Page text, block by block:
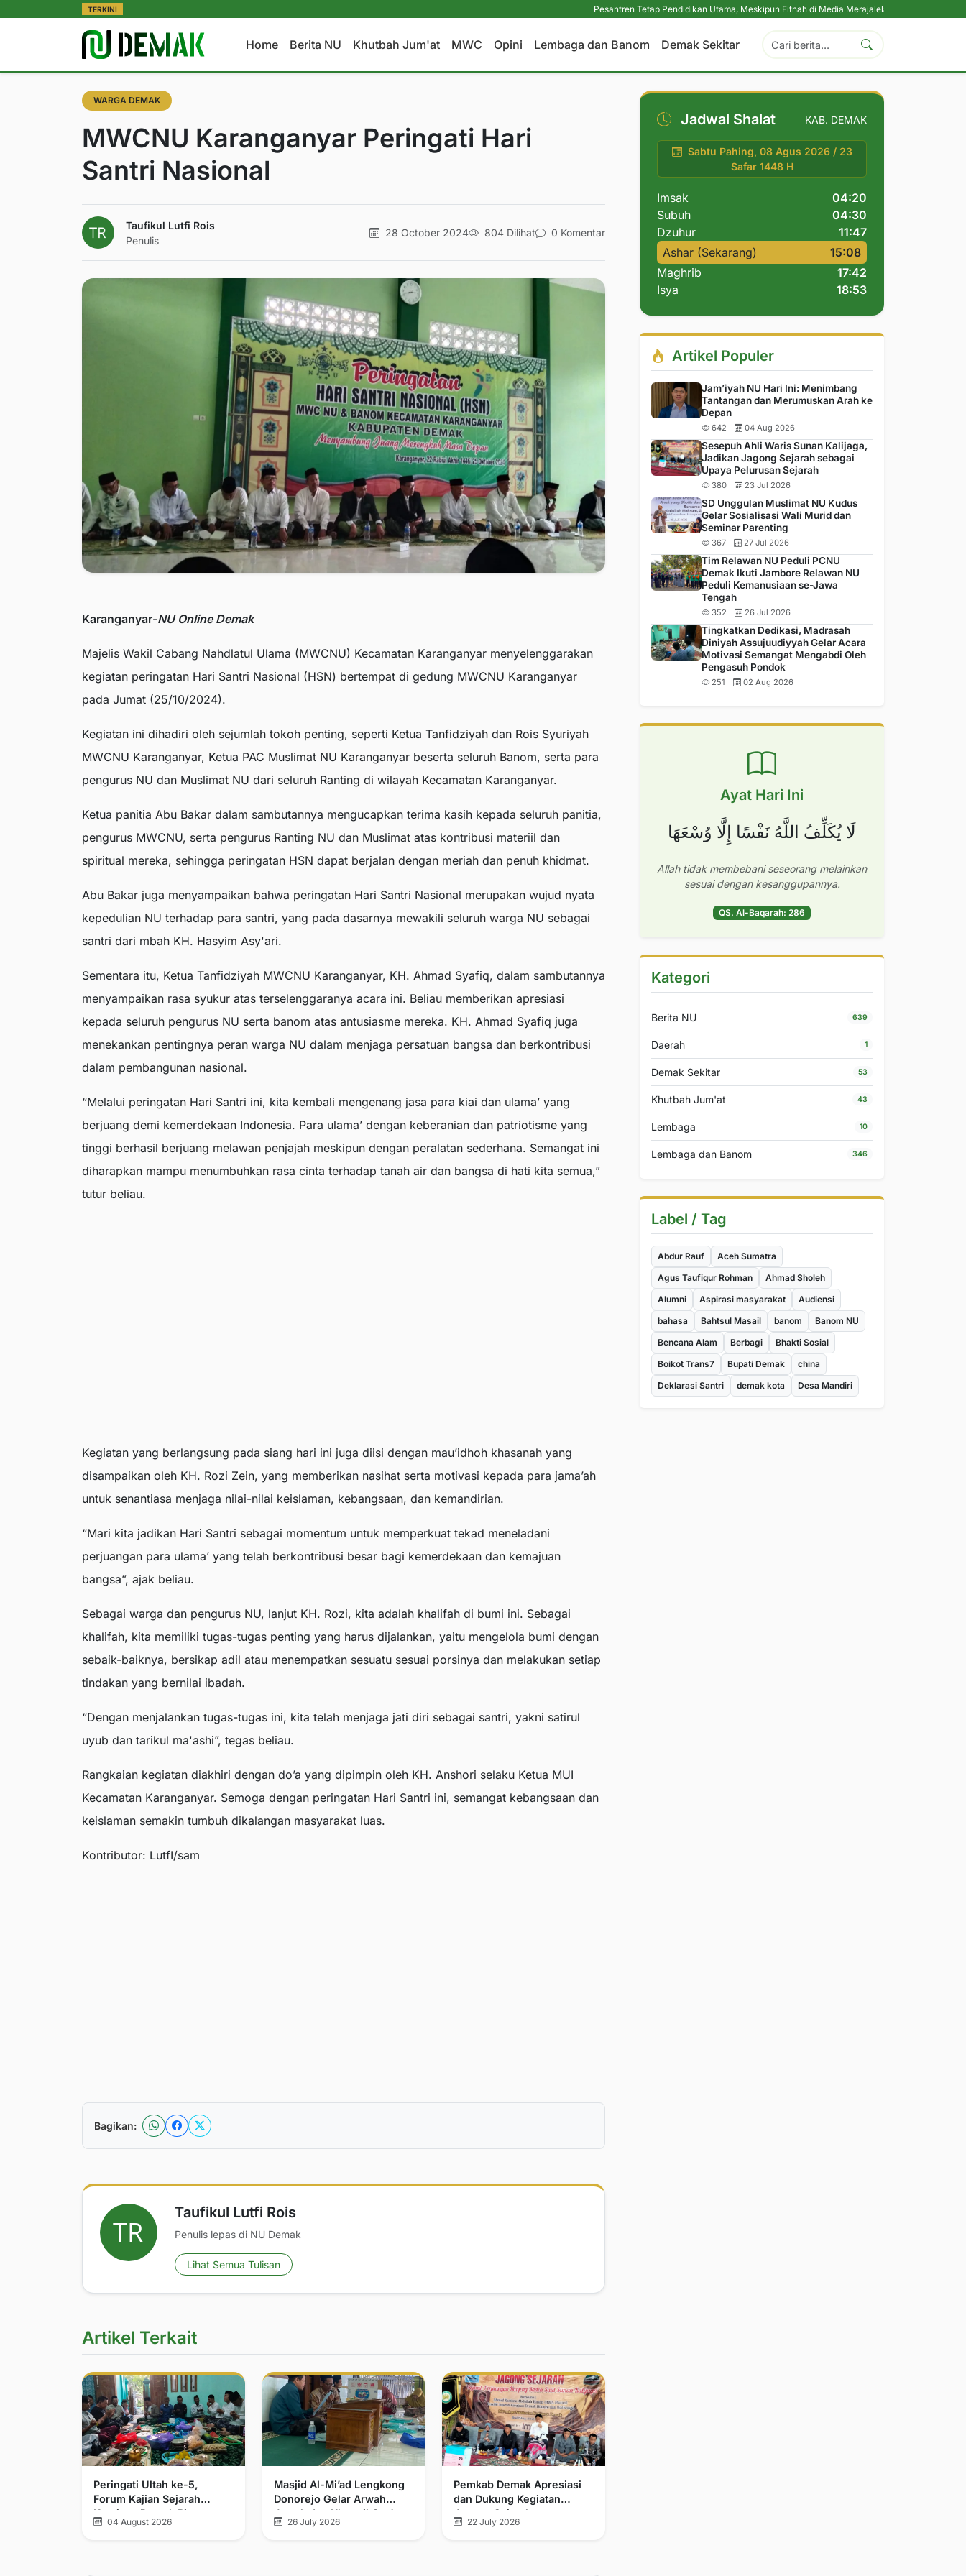
TERKINI Pesantren Tetap Pendidikan Utama, Meskipun Fitnah di Media Merajalela Perkuat Komitmen
Home Berita NU Khutbah Jum'at MWC Opini Lembaga dan Banom Demak Sekitar
WARGA DEMAK
MWCNU Karanganyar Peringati Hari
Santri Nasional
Taufikul Lutfi Rois
Penulis
28 October 2024 804 Dilihat 0 Komentar
Karanganyar-NU Online Demak
Majelis Wakil Cabang Nahdlatul Ulama (MWCNU) Kecamatan Karanganyar menyelenggarakan
kegiatan peringatan Hari Santri Nasional (HSN) bertempat di gedung MWCNU Karanganyar
pada Jumat (25/10/2024).
Kegiatan ini dihadiri oleh sejumlah tokoh penting, seperti Ketua Tanfidziyah dan Rois Syuriyah
MWCNU Karanganyar, Ketua PAC Muslimat NU Karanganyar beserta seluruh Banom, serta para
pengurus NU dan Muslimat NU dari seluruh Ranting di wilayah Kecamatan Karanganyar.
Ketua panitia Abu Bakar dalam sambutannya mengucapkan terima kasih kepada seluruh panitia,
pengurus MWCNU, serta pengurus Ranting NU dan Muslimat atas kontribusi materiil dan
spiritual mereka, sehingga peringatan HSN dapat berjalan dengan meriah dan penuh khidmat.
Abu Bakar juga menyampaikan bahwa peringatan Hari Santri Nasional merupakan wujud nyata
kepedulian NU terhadap para santri, yang pada dasarnya mewakili seluruh warga NU sebagai
santri dari mbah KH. Hasyim Asy'ari.
Sementara itu, Ketua Tanfidziyah MWCNU Karanganyar, KH. Ahmad Syafiq, dalam sambutannya
menyampaikan rasa syukur atas terselenggaranya acara ini. Beliau memberikan apresiasi
kepada seluruh pengurus NU serta banom atas antusiasme mereka. KH. Ahmad Syafiq juga
menekankan pentingnya peran warga NU dalam menjaga persatuan bangsa dan berkontribusi
dalam pembangunan nasional.
“Melalui peringatan Hari Santri ini, kita kembali mengenang jasa para kiai dan ulama’ yang
berjuang demi kemerdekaan Indonesia. Para ulama’ dengan keberanian dan patriotisme yang
tinggi berhasil berjuang melawan penjajah meskipun dengan peralatan sederhana. Semangat ini
diharapkan mampu menumbuhkan rasa cinta terhadap tanah air dan bangsa di hati kita semua,”
tutur beliau.
Kegiatan yang berlangsung pada siang hari ini juga diisi dengan mau’idhoh khasanah yang
disampaikan oleh KH. Rozi Zein, yang memberikan nasihat serta motivasi kepada para jama’ah
untuk senantiasa menjaga nilai-nilai keislaman, kebangsaan, dan kemandirian.
“Mari kita jadikan Hari Santri sebagai momentum untuk memperkuat tekad meneladani
perjuangan para ulama’ yang telah berkontribusi besar bagi kemerdekaan dan kemajuan
bangsa”, ajak beliau.
Sebagai warga dan pengurus NU, lanjut KH. Rozi, kita adalah khalifah di bumi ini. Sebagai
khalifah, kita memiliki tugas-tugas penting yang harus dijalankan, yaitu mengelola bumi dengan
sebaik-baiknya, bersikap adil atau menempatkan sesuatu sesuai porsinya dan melakukan setiap
tindakan yang bernilai ibadah.
“Dengan menjalankan tugas-tugas ini, kita telah menjaga jati diri sebagai santri, yakni satirul
uyub dan tarikul ma'ashi”, tegas beliau.
Rangkaian kegiatan diakhiri dengan do’a yang dipimpin oleh KH. Anshori selaku Ketua MUI
Kecamatan Karanganyar. Semoga dengan peringatan Hari Santri ini, semangat kebangsaan dan
keislaman semakin tumbuh dikalangan masyarakat luas.
Kontributor: LutfI/sam
Bagikan:
Taufikul Lutfi Rois
Penulis lepas di NU Demak
Lihat Semua Tulisan
Artikel Terkait
Peringati Ultah ke-5,
Forum Kajian Sejarah
Kerajaan Demak Bintoro
dan Walisongo Tegaskan
04 August 2026
Masjid Al-Mi’ad Lengkong
Donorejo Gelar Arwah
Jamak dan Khatmil Qur’an
26 July 2026
Pemkab Demak Apresiasi
dan Dukung Kegiatan
Jagong Sejarah
22 July 2026
Jadwal Shalat KAB. DEMAK
Sabtu Pahing, 08 Agus 2026 / 23
Safar 1448 H
Imsak
04:20
Subuh
04:30
Dzuhur
11:47
Ashar (Sekarang)
15:08
Maghrib
17:42
Isya
18:53
Artikel Populer
Jam’iyah NU Hari Ini: Menimbang
Tantangan dan Merumuskan Arah ke
Depan
642 04 Aug 2026
Sesepuh Ahli Waris Sunan Kalijaga,
Jadikan Jagong Sejarah sebagai
Upaya Pelurusan Sejarah
380 23 Jul 2026
SD Unggulan Muslimat NU Kudus
Gelar Sosialisasi Wali Murid dan
Seminar Parenting
367 27 Jul 2026
Tim Relawan NU Peduli PCNU
Demak Ikuti Jambore Relawan NU
Peduli Kemanusiaan se-Jawa
Tengah
352 26 Jul 2026
Tingkatkan Dedikasi, Madrasah
Diniyah Assujuudiyyah Gelar Acara
Motivasi Semangat Mengabdi Oleh
Pengasuh Pondok
251 02 Aug 2026
Ayat Hari Ini
لَا يُكَلِّفُ اللَّهُ نَفْسًا إِلَّا وُسْعَهَا
Allah tidak membebani seseorang melainkan
sesuai dengan kesanggupannya.
QS. Al-Baqarah: 286
Kategori
Berita NU 639
Daerah 1
Demak Sekitar 53
Khutbah Jum'at 43
Lembaga 10
Lembaga dan Banom 346
Label / Tag
Abdur Rauf
Aceh Sumatra
Agus Taufiqur Rohman
Ahmad Sholeh
Alumni
Aspirasi masyarakat
Audiensi
bahasa
Bahtsul Masail banom
Banom NU
Bencana Alam
Berbagi
Bhakti Sosial
Boikot Trans7
Bupati Demak
china
Deklarasi Santri
demak kota Desa Mandiri